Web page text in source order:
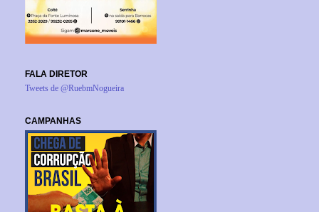
FALA DIRETOR
Tweets de @RuebmNogueira
CAMPANHAS